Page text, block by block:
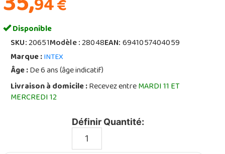
94€
Disponible
SKU:20651Modèle :28048EAN:6941057404059
Marque :INTEX
Âge :De 6 ans (âge indicatif)
Livraison à domicile :Recevez entreMARDI 11 ET
MERCREDI 12
Définir Quantité: